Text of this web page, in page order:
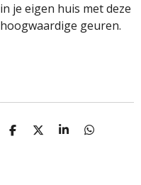
in je eigen huis met deze
hoogwaardige geuren.
D
D
S
D